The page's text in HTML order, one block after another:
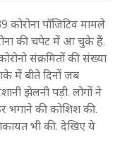
पॉजिटिव मामले
की चपेट में आ चुके हैं.
संक्रमितों की संख्या
में बीते दिनों जब
झेलनी पड़ी. लोगों ने
भगाने की कोशिश की.
भी की. देखिए ये